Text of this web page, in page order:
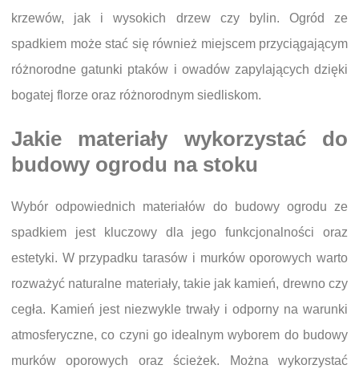
krzewów, jak i wysokich drzew czy bylin. Ogród ze
spadkiem może stać się również miejscem przyciągającym
różnorodne gatunki ptaków i owadów zapylających dzięki
bogatej florze oraz różnorodnym siedliskom.
Jakie materiały wykorzystać do
budowy ogrodu na stoku
Wybór odpowiednich materiałów do budowy ogrodu ze
spadkiem jest kluczowy dla jego funkcjonalności oraz
estetyki. W przypadku tarasów i murków oporowych warto
rozważyć naturalne materiały, takie jak kamień, drewno czy
cegła. Kamień jest niezwykle trwały i odporny na warunki
atmosferyczne, co czyni go idealnym wyborem do budowy
murków oporowych oraz ścieżek. Można wykorzystać